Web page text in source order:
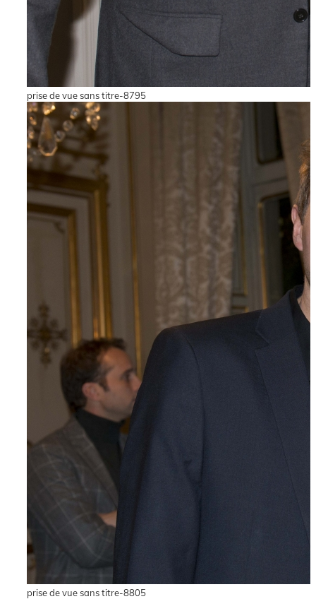
prise de vue sans titre-8795
prise de vue sans titre-8805